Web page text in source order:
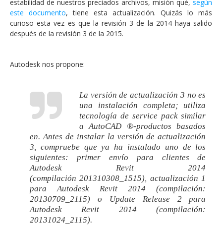
estabilidad de nuestros preciados archivos, misión qué, según
este documento, tiene esta actualización. Quizás lo más
curioso esta vez es que la revisión 3 de la 2014 haya salido
después de la revisión 3 de la 2015.
Autodesk nos propone:
La versión de actualización 3 no es
una instalación completa; utiliza
tecnología de service pack similar
a AutoCAD ®-productos basados
en. Antes de instalar la versión de actualización
3, compruebe que ya ha instalado uno de los
siguientes: primer envío para clientes de
Autodesk Revit 2014
(compilación 201310308_1515), actualización 1
para Autodesk Revit 2014 (compilación:
20130709_2115) o Update Release 2 para
Autodesk Revit 2014 (compilación:
20131024_2115).